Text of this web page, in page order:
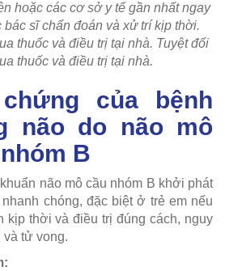
hoặc các cơ sở y tế gần nhất ngay
sĩ chẩn đoán và xử trí kịp thời.
thuốc và điều trị tại nhà. Tuyệt đối
thuốc và điều trị tại nhà.
của bệnh
não do não mô
B
não mô cầu nhóm B khởi phát
chóng, đặc biệt ở trẻ em nếu
kịp thời và điều trị đúng cách, nguy
tử vong.